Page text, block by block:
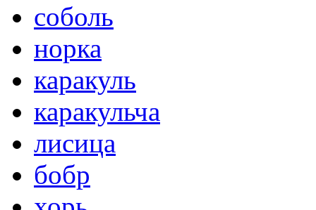
соболь
норка
каракуль
каракульча
лисица
бобр